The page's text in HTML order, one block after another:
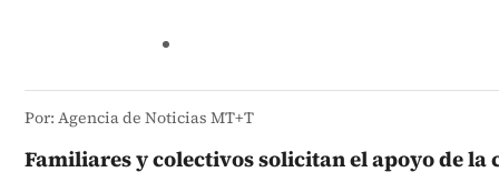
Por: Agencia de Noticias MT+T
Familiares y colectivos solicitan el apoyo de